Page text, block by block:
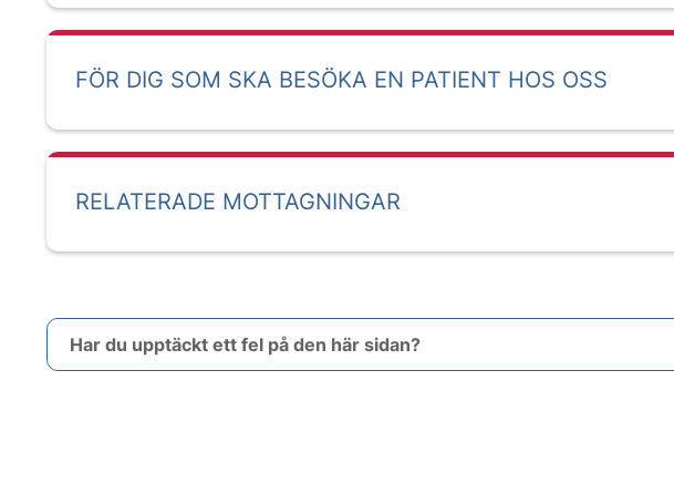
FÖR DIG SOM SKA BESÖKA EN PATIENT HOS OSS
RELATERADE MOTTAGNINGAR
Har du upptäckt ett fel på den här sidan?